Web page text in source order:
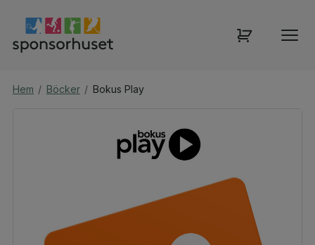
Hem / Böcker / Bokus Play